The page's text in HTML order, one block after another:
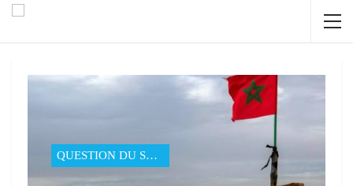
QUESTION DU SAHARA